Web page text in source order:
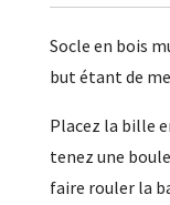
Socle en bois
but étant de
Placez la bille
tenez une
faire rouler la